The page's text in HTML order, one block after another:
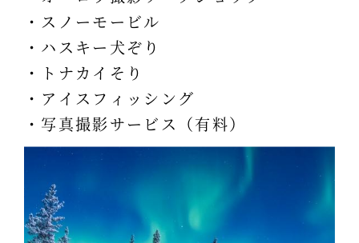
・スノーモービル
・ハスキー犬ぞり
・トナカイそり
・アイスフィッシング
・写真撮影サービス（有料）